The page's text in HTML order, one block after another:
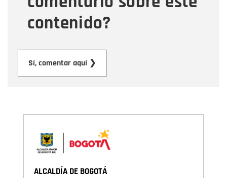
contenido?
Sí, comentar aquí ❯
ALCALDÍA DE BOGOTÁ